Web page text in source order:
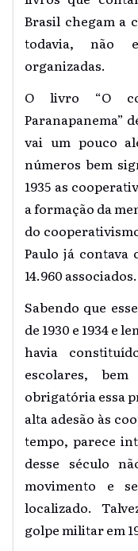
Brasil chegam a
todavia, não
organizadas.
O livro “O
Paranapanema”
vai um pouco
números bem
1935 as
a formação da
do
Paulo já contava
14.960 associados.
Sabendo que
de 1930 e 1934 e
havia
escolares,
obrigatória essa
alta adesão às
tempo, parece
desse século
movimento e
localizado.
golpe militar em